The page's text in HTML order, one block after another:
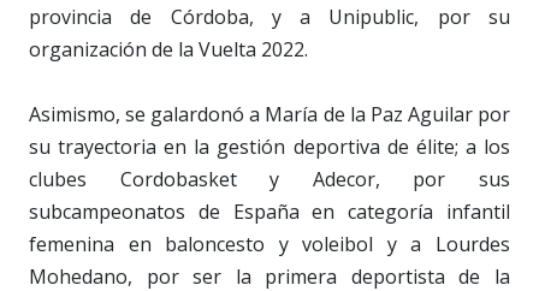
provincia de Córdoba, y a Unipublic, por su
organización de la Vuelta 2022.
Asimismo, se galardonó a María de la Paz Aguilar por
su trayectoria en la gestión deportiva de élite; a los
clubes Cordobasket y Adecor, por sus
subcampeonatos de España en categoría infantil
femenina en baloncesto y voleibol y a Lourdes
Mohedano, por ser la primera deportista de la